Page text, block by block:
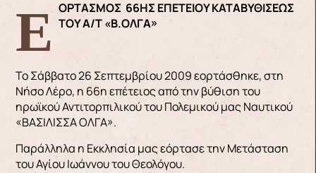
ΕΟΡΤΑΣΜΟΣ 66ΗΣ ΕΠΕΤΕΙΟΥ ΚΑΤΑΒΥΘΙΣΕΩΣ ΤΟΥ Α/Τ «Β.ΟΛΓΑ»
Το Σάββατο 26 Σεπτεμβρίου 2009 εορτάσθηκε, στη
Νήσο Λέρο, η 66η επέτειος από την βύθιση του
ηρωϊκού Αντιτορπιλικού του Πολεμικού μας Ναυτικού
«ΒΑΣΙΛΙΣΣΑ ΟΛΓΑ».
Παράλληλα η Εκκλησία μας εόρτασε την Μετάσταση
του Αγίου Ιωάννου του Θεολόγου.